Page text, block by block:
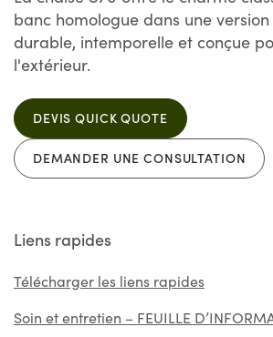
banc homologue dans une
durable, intemporelle et conçue
l'extérieur.
DEVIS QUICK QUOTE
DEMANDER UNE CONSULTATION
Liens rapides
Télécharger les liens rapides
Soin et entretien – FEUILLE